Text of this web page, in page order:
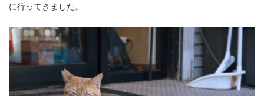
に行ってきました。